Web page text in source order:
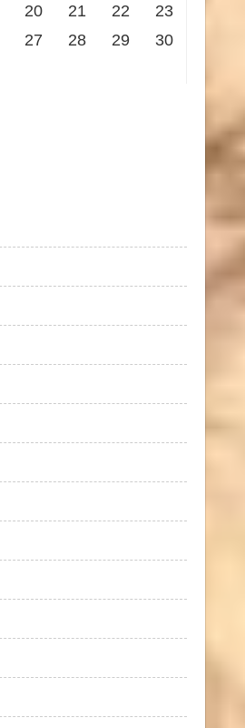
20 21 22
23
27 28 29
30